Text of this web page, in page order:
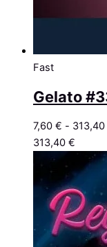
Fast
Gelato
7,60 € - 313,40
313,40 €